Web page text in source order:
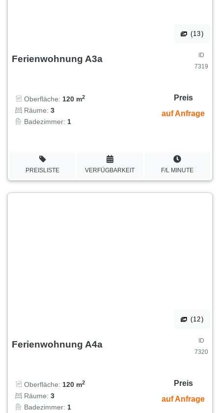
(13)
Ferienwohnung A3a
ID
7319
Oberfläche: 120 m2
Räume: 3
Badezimmer: 1
Preis
auf Anfrage
PREISLISTE VERFÜGBARKEIT F/L MINUTE
(12)
Ferienwohnung A4a
ID
7320
Oberfläche: 120 m2
Räume: 3
Badezimmer: 1
Preis
auf Anfrage